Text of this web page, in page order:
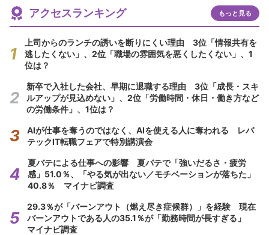
アクセスランキング もっと見る
上司からのランチの誘いを断りにくい理由 3位「情報共有を
逃したくない」、2位「職場の雰囲気を悪くしたくない」、1
位は？
新卒で入社した会社、早期に退職する理由 3位「成長・スキ
ルアップが見込めない」、2位「労働時間・休日・働き方など
の労働条件」、1位は？
AIが仕事を奪うのではなく、AIを使える人に奪われる レバ
テックIT転職フェアで特別講演会
夏バテによる仕事への影響 夏バテで「強いだるさ・疲労
感」51.0％、「やる気が出ない／モチベーションが落ちた」
40.8％ マイナビ調査
29.3％が「バーンアウト（燃え尽き症候群）」を経験 現在
バーンアウトである人の35.1％が「勤務時間が長すぎる」
マイナビ調査